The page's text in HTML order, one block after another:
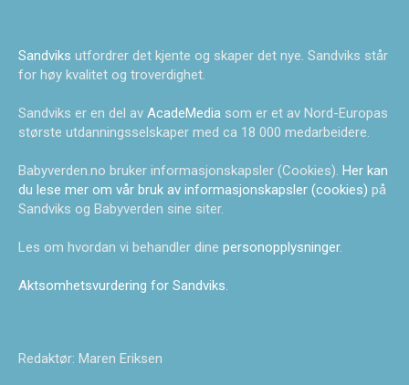
Sandviks utfordrer det kjente og skaper det nye. Sandviks står
for høy kvalitet og troverdighet.
Sandviks er en del av AcadeMedia som er et av Nord-Europas
største utdanningsselskaper med ca 18 000 medarbeidere.
Babyverden.no bruker informasjonskapsler (Cookies). Her kan
du lese mer om vår bruk av informasjonskapsler (cookies) på
Sandviks og Babyverden sine siter.
Les om hvordan vi behandler dine personopplysninger.
Aktsomhetsvurdering for Sandviks.
Redaktør: Maren Eriksen